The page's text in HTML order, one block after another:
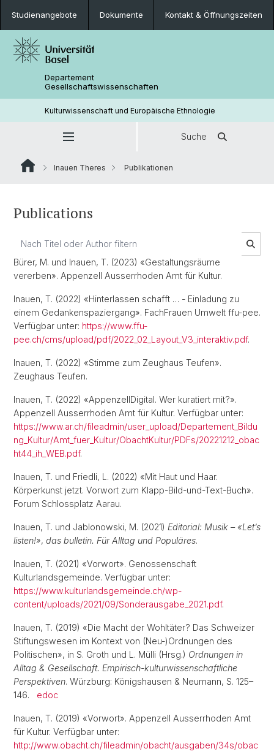
Studienangebote Dokumente Kontakt & Öffnungszeiten
Departement
Gesellschaftswissenschaften
Kulturwissenschaft und Europäische Ethnologie
Suche
Inauen Theres Publikationen
Publications
Bürer, M. und Inauen, T. (2023) «Gestaltungsräume
vererben». Appenzell Ausserrhoden Amt für Kultur.
Inauen, T. (2022) «Hinterlassen schafft … - Einladung zu
einem Gedankenspaziergang». FachFrauen Umwelt ffu-pee.
Verfügbar unter: https://www.ffu-
pee.ch/cms/upload/pdf/2022_02_Layout_V3_interaktiv.pdf.
Inauen, T. (2022) «Stimme zum Zeughaus Teufen».
Zeughaus Teufen.
Inauen, T. (2022) «AppenzellDigital. Wer kuratiert mit?».
Appenzell Ausserrhoden Amt für Kultur. Verfügbar unter:
https://www.ar.ch/fileadmin/user_upload/Departement_Bildu
ng_Kultur/Amt_fuer_Kultur/ObachtKultur/PDFs/20221212_obac
ht44_ih_WEB.pdf.
Inauen, T. und Friedli, L. (2022) «Mit Haut und Haar.
Körperkunst jetzt. Vorwort zum Klapp-Bild-und-Text-Buch».
Forum Schlossplatz Aarau.
Inauen, T. und Jablonowski, M. (2021) Editorial: Musik – «Let’s
listen!», das bulletin. Für Alltag und Populäres.
Inauen, T. (2021) «Vorwort». Genossenschaft
Kulturlandsgemeinde. Verfügbar unter:
https://www.kulturlandsgemeinde.ch/wp-
content/uploads/2021/09/Sonderausgabe_2021.pdf.
Inauen, T. (2019) «Die Macht der Wohltäter? Das Schweizer
Stiftungswesen im Kontext von (Neu-)Ordnungen des
Politischen», in S. Groth und L. Mülli (Hrsg.) Ordnungen in
Alltag & Gesellschaft. Empirisch-kulturwissenschaftliche
Perspektiven. Würzburg: Königshausen & Neumann, S. 125–
146. edoc
Inauen, T. (2019) «Vorwort». Appenzell Ausserrhoden Amt
für Kultur. Verfügbar unter:
http://www.obacht.ch/fileadmin/obacht/ausgaben/34s/obac